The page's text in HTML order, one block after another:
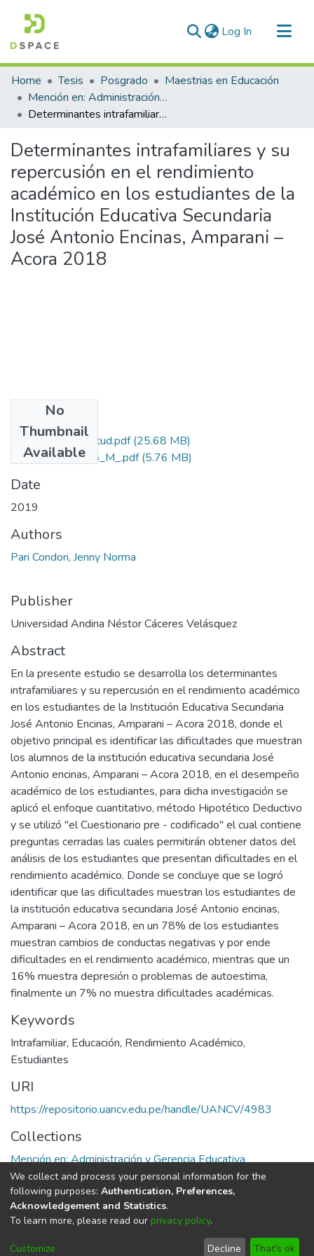
Log In (current)
Communities & Collections
All of DSpace
Statistics
Home Tesis Posgrado
Maestrias en Educación
Mención en: Administración y Gerencia Educativa
Determinantes intrafamiliares y su repercusión en el rendimiento académico en los estudiantes de la Institución Educativa Secundaria José Antonio Encinas, Amparani – Acora 2018
Determinantes intrafamiliares y su
repercusión en el rendimiento
académico en los estudiantes de la
Institución Educativa Secundaria
José Antonio Encinas, Amparani –
Acora 2018
No
Thumbnail
Available
Grado de Similitud.pdf(25.68 MB)
T036_01325868_M_.pdf(5.76 MB)
Date
2019
Authors
Pari Condori, Jenny Norma
Publisher
Universidad Andina Néstor Cáceres Velásquez
Abstract
En la presente estudio se desarrolla los determinantes
intrafamiliares y su repercusión en el rendimiento académico
en los estudiantes de la Institución Educativa Secundaria
José Antonio Encinas, Amparani – Acora 2018, donde el
objetivo principal es identificar las dificultades que muestran
los alumnos de la institución educativa secundaria José
Antonio encinas, Amparani – Acora 2018, en el desempeño
académico de los estudiantes, para dicha investigación se
aplicó el enfoque cuantitativo, método Hipotético Deductivo
y se utilizó "el Cuestionario pre - codificado" el cual contiene
preguntas cerradas las cuales permitirán obtener datos del
análisis de los estudiantes que presentan dificultades en el
rendimiento académico. Donde se concluye que se logró
identificar que las dificultades muestran los estudiantes de
la institución educativa secundaria José Antonio encinas,
Amparani – Acora 2018, en un 78% de los estudiantes
muestran cambios de conductas negativas y por ende
dificultades en el rendimiento académico, mientras que un
16% muestra depresión o problemas de autoestima,
finalmente un 7% no muestra dificultades académicas.
Keywords
Intrafamiliar, Educación, Rendimiento Académico,
Estudiantes
URI
https://repositorio.uancv.edu.pe/handle/UANCV/4983
Collections
Mención en: Administración y Gerencia Educativa
Full item page
DSpace softwarecopyright © 2002-2026
Cookie
End User
Send
We collect and process your personal information for the
following purposes: Authentication, Preferences,
Acknowledgement and Statistics.
To learn more, please read our privacy policy.
Customize Decline That's ok